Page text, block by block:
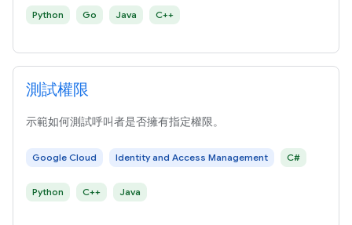
Python Go Java C++
測試權限
示範如何測試呼叫者是否擁有指定權限。
Google Cloud Identity and Access Management C#
Python C++ Java